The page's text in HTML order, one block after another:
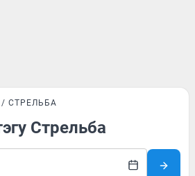
СТРЕЛЬБА
Стрельба